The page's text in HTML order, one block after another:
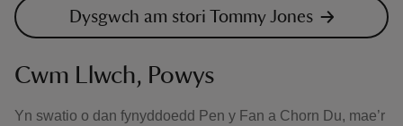
Dysgwch am stori Tommy Jones
Cwm Llwch, Powys
Yn swatio o dan fynyddoedd Pen y Fan a Chorn Du, mae’r